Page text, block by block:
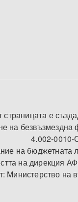
страницата е
на
4.002-0010-
на бюджетната
на дирекция
Министерство на